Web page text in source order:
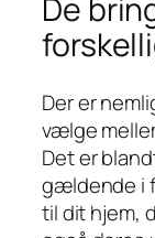
De
Der er
vælge
Det er
gældende i
til dit hjem,